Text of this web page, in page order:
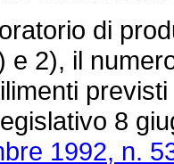
di
e 2), il
8
1992, n.